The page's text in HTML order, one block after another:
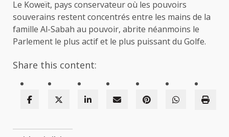
Le Koweït, pays conservateur où les pouvoirs
souverains restent concentrés entre les mains de la
famille Al-Sabah au pouvoir, abrite néanmoins le
Parlement le plus actif et le plus puissant du Golfe.
Share this content: